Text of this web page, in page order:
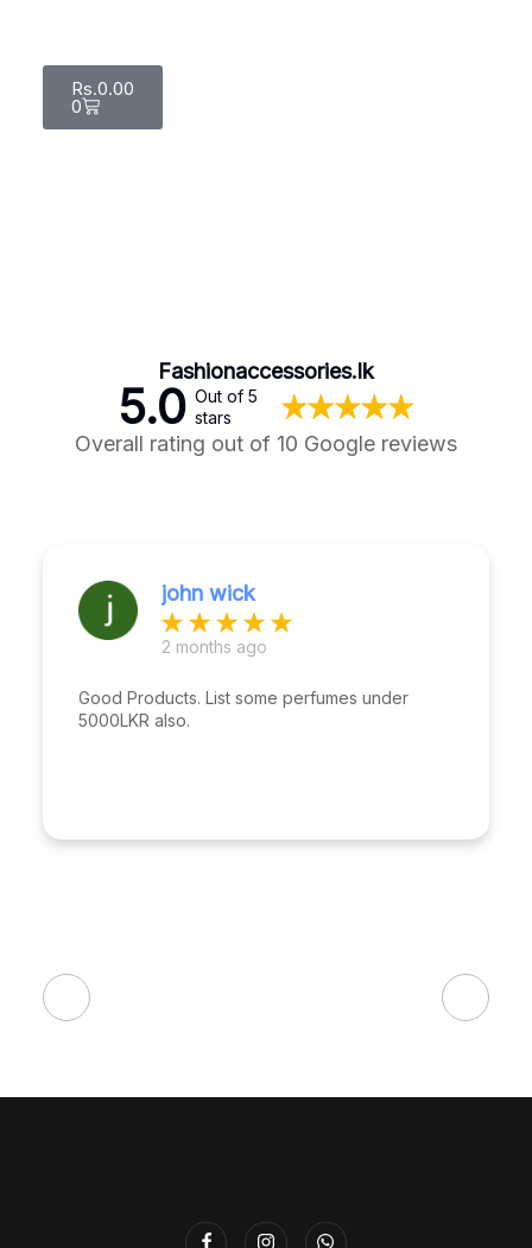
Rs.0.00
0
Fashionaccessories.lk
5.0 Out of 5
stars
Overall rating out of 10 Google reviews
john wick
2 months ago
Good Products. List some perfumes under
5000LKR also.